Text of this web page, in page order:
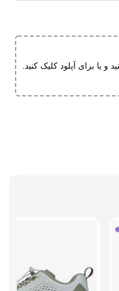
از سر خوردن
سایش
و یا برای آپلود کلیک کنید.